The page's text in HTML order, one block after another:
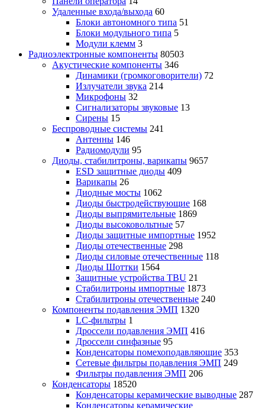
Удаленные входа/выхода 60
Блоки автономного типа 51
Блоки модульного типа 5
Модули клемм 3
Радиоэлектронные компоненты 80503
Акустические компоненты 346
Динамики (громкоговорители) 72
Излучатели звука 214
Микрофоны 32
Сигнализаторы звуковые 13
Сирены 15
Беспроводные системы 241
Антенны 146
Радиомодули 95
Диоды, стабилитроны, варикапы 9657
ESD защитные диоды 409
Варикапы 26
Диодные мосты 1062
Диоды быстродействующие 168
Диоды выпрямительные 1869
Диоды высоковольтные 57
Диоды защитные импортные 1952
Диоды отечественные 298
Диоды силовые отечественные 118
Диоды Шоттки 1564
Защитные устройства TBU 21
Стабилитроны импортные 1873
Стабилитроны отечественные 240
Компоненты подавления ЭМП 1320
LC-фильтры 1
Дроссели подавления ЭМП 416
Дроссели синфазные 95
Конденсаторы помехоподавляющие 353
Сетевые фильтры подавления ЭМП 249
Фильтры подавления ЭМП 206
Конденсаторы 18520
Конденсаторы керамические выводные 287
Конденсаторы керамические